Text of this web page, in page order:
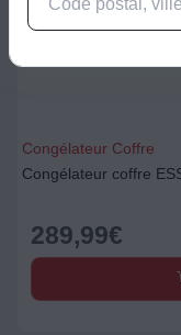
Congélateur Coffre
Congélateur coffre
289,99€